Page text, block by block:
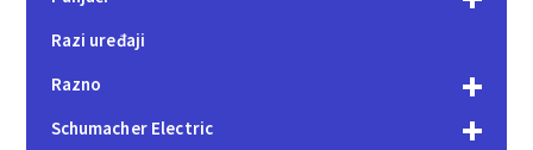
Razi uređaji
Razno
Schumacher Electric